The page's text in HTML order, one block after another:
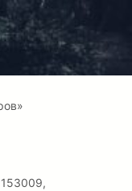
153009,